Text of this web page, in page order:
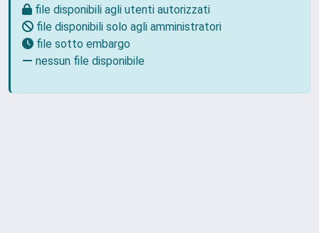
file disponibili agli utenti autorizzati
file disponibili solo agli amministratori
file sotto embargo
nessun file disponibile